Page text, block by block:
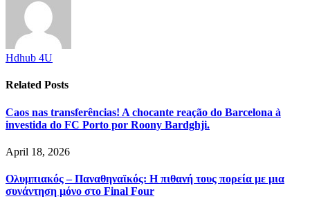
Hdhub 4U
Related Posts
Caos nas transferências! A chocante reação do Barcelona à
investida do FC Porto por Roony Bardghji.
April 18, 2026
Ολυμπιακός – Παναθηναϊκός: Η πιθανή τους πορεία με μια
συνάντηση μόνο στο Final Four